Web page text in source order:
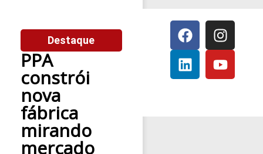
Destaque
PPA
constrói
nova
fábrica
mirando
mercado